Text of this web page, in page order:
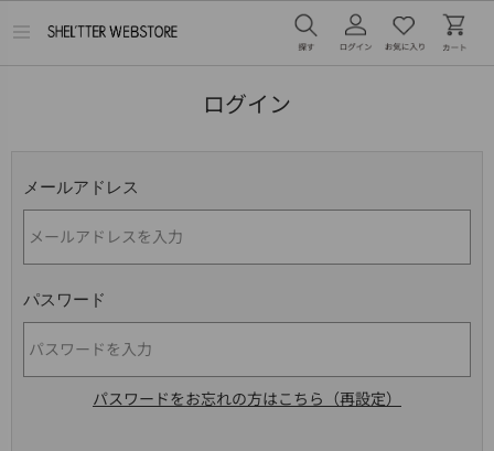
メ
ログイン
メールアドレス
パスワード
パスワードをお忘れの方はこちら（再設定）